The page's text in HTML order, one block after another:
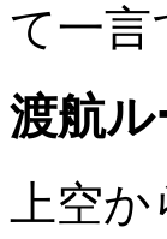
て一言
渡航ル
上空